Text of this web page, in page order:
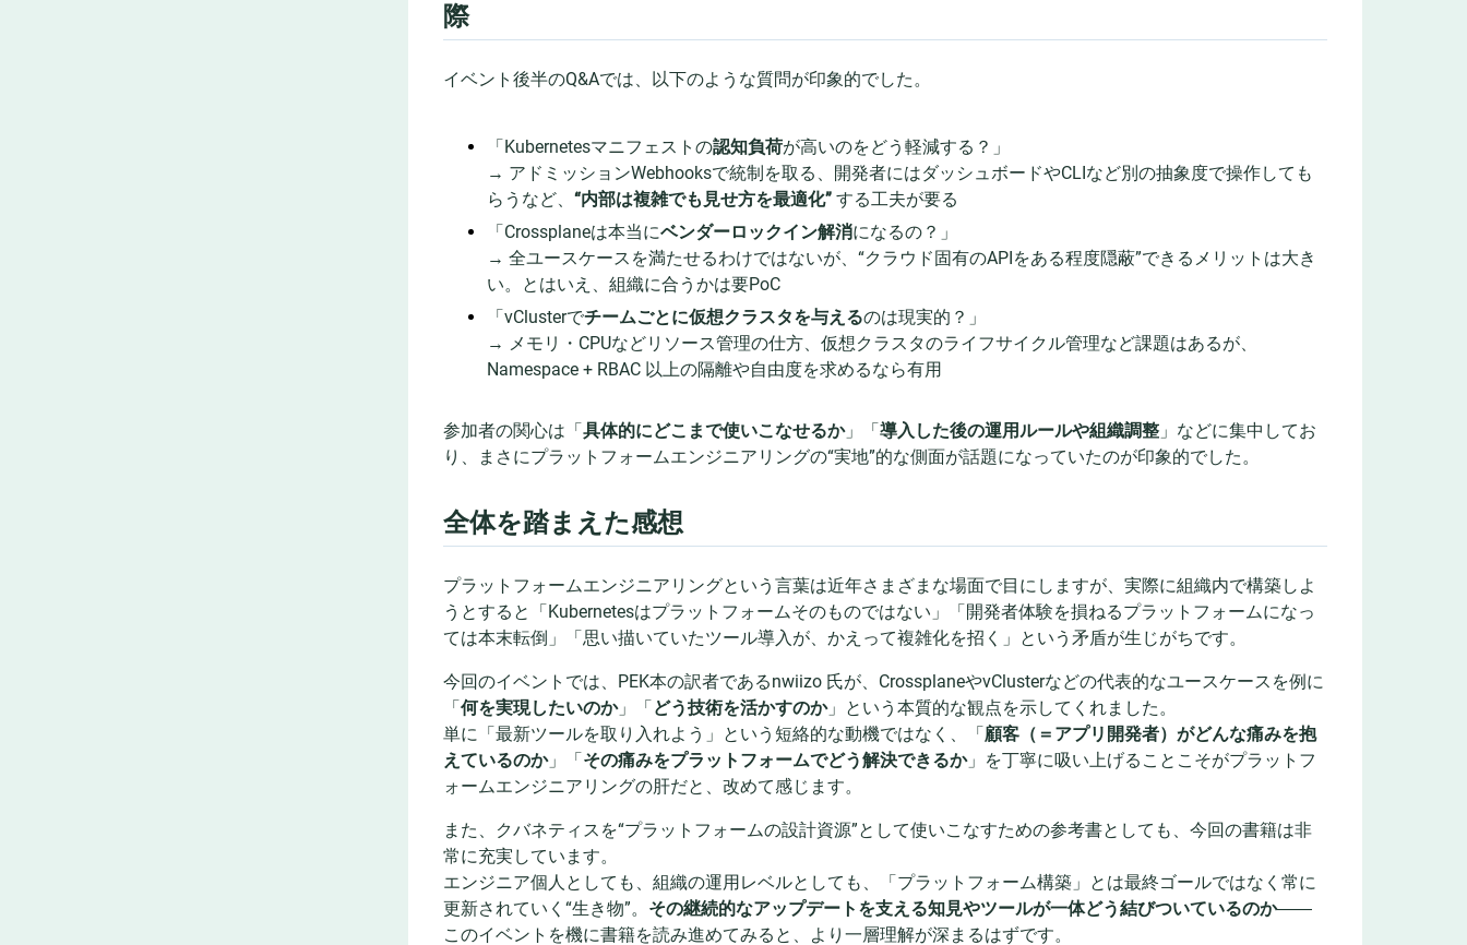
際
イベント後半のQ&Aでは、以下のような質問が印象的でした。
「Kubernetesマニフェストの認知負荷が高いのをどう軽減する？」
→ アドミッションWebhooksで統制を取る、開発者にはダッシュボードやCLIなど別の抽象度で操作しても
らうなど、 “内部は複雑でも見せ方を最適化” する工夫が要る
「Crossplaneは本当にベンダーロックイン解消になるの？」
→ 全ユースケースを満たせるわけではないが、“クラウド固有のAPIをある程度隠蔽”できるメリットは大き
い。とはいえ、組織に合うかは要PoC
「vClusterでチームごとに仮想クラスタを与えるのは現実的？」
→ メモリ・CPUなどリソース管理の仕方、仮想クラスタのライフサイクル管理など課題はあるが、
Namespace + RBAC 以上の隔離や自由度を求めるなら有用
参加者の関心は「具体的にどこまで使いこなせるか」「導入した後の運用ルールや組織調整 」などに集中してお
り、まさにプラットフォームエンジニアリングの“実地”的な側面が話題になっていたのが印象的でした。
全体を踏まえた感想
プラットフォームエンジニアリングという言葉は近年さまざまな場面で目にしますが、実際に組織内で構築しよ
うとすると「Kubernetesはプラットフォームそのものではない」「開発者体験を損ねるプラットフォームになっ
ては本末転倒」「思い描いていたツール導入が、かえって複雑化を招く」という矛盾が生じがちです。
今回のイベントでは、PEK本の訳者であるnwiizo 氏が、CrossplaneやvClusterなどの代表的なユースケースを例に
「何を実現したいのか」「どう技術を活かすのか」という本質的な観点を示してくれました。
単に「最新ツールを取り入れよう」という短絡的な動機ではなく、「顧客（＝アプリ開発者）がどんな痛みを抱
えているのか」「その痛みをプラットフォームでどう解決できるか」を丁寧に吸い上げることこそがプラットフ
ォームエンジニアリングの肝だと、改めて感じます。
また、クバネティスを“プラットフォームの設計資源”として使いこなすための参考書としても、今回の書籍は非
常に充実しています。
エンジニア個人としても、組織の運用レベルとしても、「プラットフォーム構築」とは最終ゴールではなく常に
更新されていく“生き物”。 その継続的なアップデートを支える知見やツールが一体どう結びついているのか――
このイベントを機に書籍を読み進めてみると、より一層理解が深まるはずです。